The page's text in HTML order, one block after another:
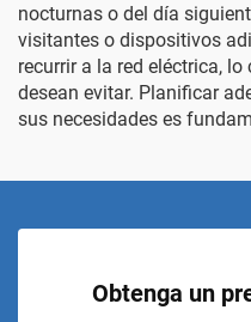
nocturnas o del día
visitantes o dispositivos
recurrir a la red eléctrica,
desean evitar. Planificar
sus necesidades es
Obtenga un